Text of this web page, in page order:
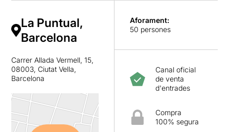
La Puntual,
Barcelona
Carrer Allada Vermell, 15,
08003, Ciutat Vella,
Barcelona
Aforament:
50 persones
Canal oficial
de venta
d'entrades
Compra
100% segura